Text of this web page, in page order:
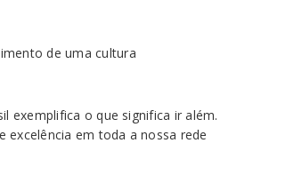
de uma cultura
exemplifica o que significa ir além.
excelência em toda a nossa rede